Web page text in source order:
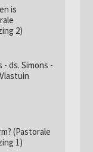
is
2)
- ds. Simons -
(Pastorale
1)